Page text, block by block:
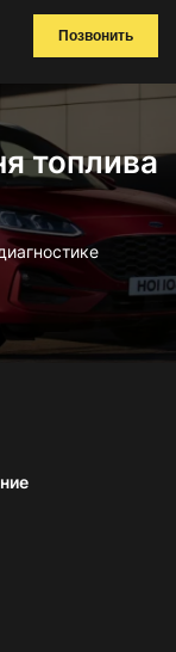
Позвонить
топлива